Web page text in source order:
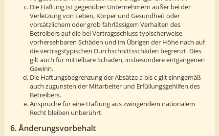
Die Haftung ist gegenüber Unternehmern außer bei der
Verletzung von Leben, Körper und Gesundheit oder
vorsätzlichem oder grob fahrlässigem Verhalten des
Betreibers auf die bei Vertragsschluss typischerweise
vorhersehbaren Schäden und im Übrigen der Höhe nach auf
die vertragstypischen Durchschnittsschäden begrenzt. Dies
gilt auch für mittelbare Schäden, insbesondere entgangenen
Gewinn.
Die Haftungsbegrenzung der Absätze a bis c gilt sinngemäß
auch zugunsten der Mitarbeiter und Erfüllungsgehilfen des
Betreibers.
Ansprüche für eine Haftung aus zwingendem nationalem
Recht bleiben unberührt.
6. Änderungsvorbehalt